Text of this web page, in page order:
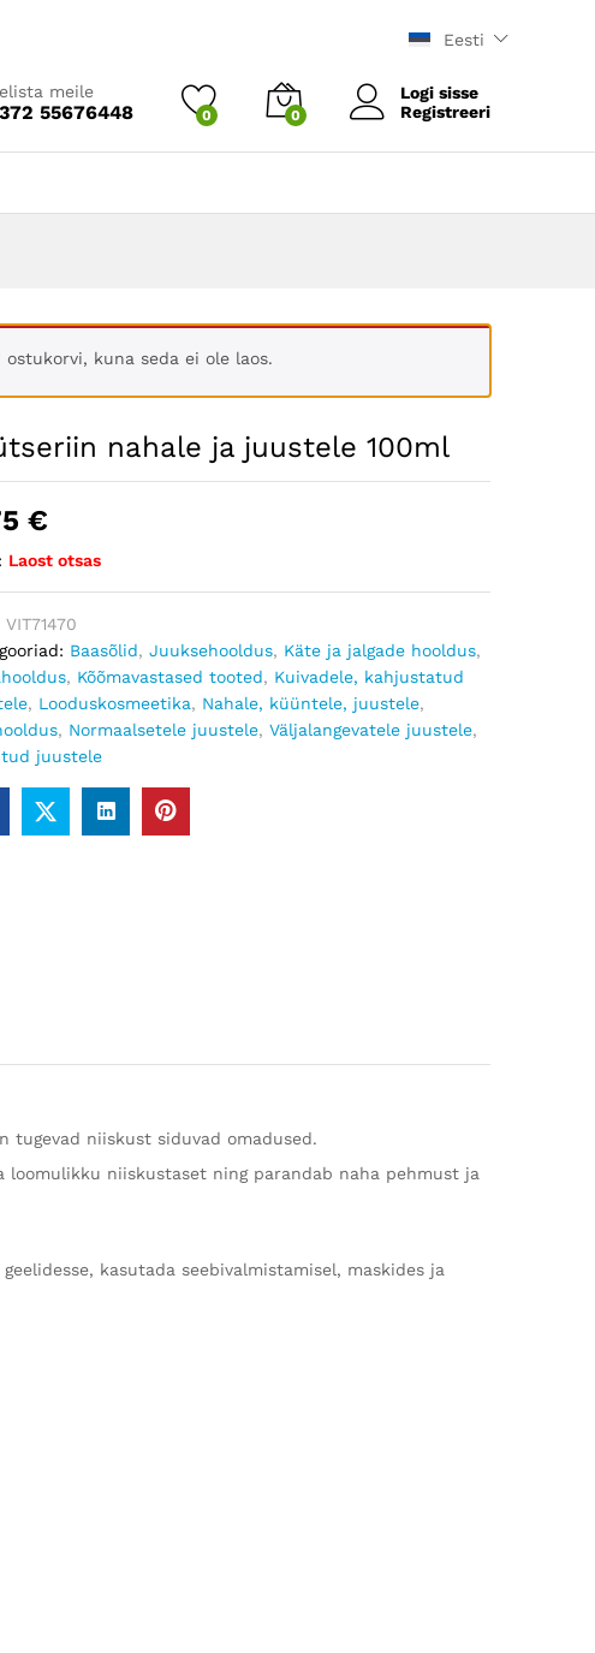
Eesti
meile
55676448 0 0
Logi sisse
Registreeri
kuna seda ei ole laos.
nahale ja juustele 100ml
€
Laost otsas
VIT71470
Baasõlid,Juuksehooldus, Käte ja jalgade hooldus,
, Kõõmavastased tooted, Kuivadele, kahjustatud
, Looduskosmeetika, Nahale, küüntele, juustele,
, Normaalsetele juustele,Väljalangevatele juustele,
juustele
tugevad niiskust siduvad omadused.
niiskustaset ning parandab naha pehmust ja
kasutada seebivalmistamisel, maskides ja